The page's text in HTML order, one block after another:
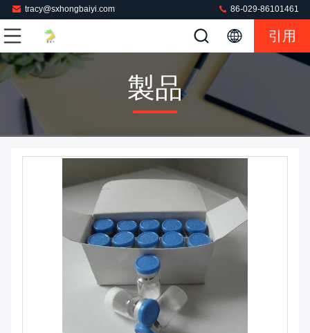
tracy@sxhongbaiyi.com 86-029-86101461
引用
製品